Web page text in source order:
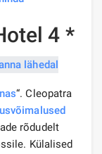
4 *
“. Cleopatra
võimalused
rõdudelt
Külalised